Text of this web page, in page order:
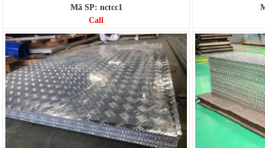
Mã SP: nctcc1
Call